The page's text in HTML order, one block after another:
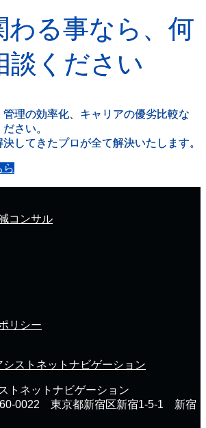
わる事なら、何
談ください
理の効率化、キャリアの優劣比較な
さい。
してきたプロが全て解決いたします。
ら
コンサル
リシー
トネットナビゲーション
0022 東京都新宿区新宿1-5-1 新宿